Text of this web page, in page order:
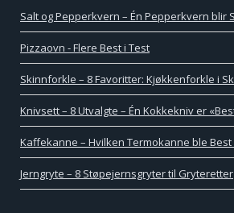
Salt og Pepperkvern – Én Pepperkvern blir
Pizzaovn - Flere Best i Test
Skinnforkle – 8 Favoritter: Kjøkkenforkle i
Knivsett – 8 Utvalgte – Én Kokkekniv er
Kaffekanne – Hvilken Termokanne ble Best
Jerngryte – 8 Støpejernsgryter til Gryteretter